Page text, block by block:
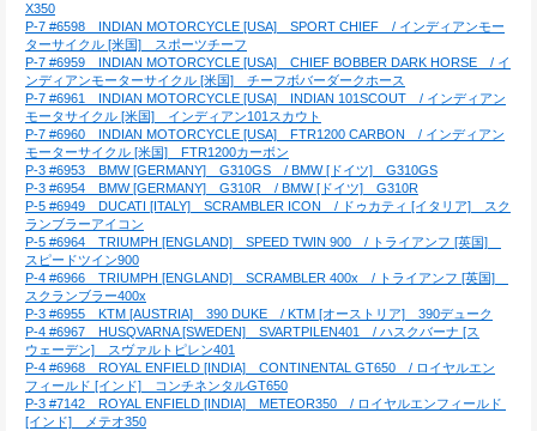
X350
P-7 #6598　INDIAN MOTORCYCLE [USA]　SPORT CHIEF　/ インディアンモー
ターサイクル [米国]　スポーツチーフ
P-7 #6959　INDIAN MOTORCYCLE [USA]　CHIEF BOBBER DARK HORSE　/ イ
ンディアンモーターサイクル [米国]　チーフボバーダークホース
P-7 #6961　INDIAN MOTORCYCLE [USA]　INDIAN 101SCOUT　/ インディアン
モータサイクル [米国]　インディアン101スカウト
P-7 #6960　INDIAN MOTORCYCLE [USA]　FTR1200 CARBON　/ インディアン
モーターサイクル [米国]　FTR1200カーボン
P-3 #6953　BMW [GERMANY]　G310GS　/ BMW [ドイツ]　G310GS
P-3 #6954　BMW [GERMANY]　G310R　/ BMW [ドイツ]　G310R
P-5 #6949　DUCATI [ITALY]　SCRAMBLER ICON　/ ドゥカティ [イタリア]　スク
ランブラーアイコン
P-5 #6964　TRIUMPH [ENGLAND]　SPEED TWIN 900　/ トライアンフ [英国]
スピードツイン900
P-4 #6966　TRIUMPH [ENGLAND]　SCRAMBLER 400x　/ トライアンフ [英国]
スクランブラー400x
P-3 #6955　KTM [AUSTRIA]　390 DUKE　/ KTM [オーストリア]　390デューク
P-4 #6967　HUSQVARNA [SWEDEN]　SVARTPILEN401　/ ハスクバーナ [ス
ウェーデン]　スヴァルトピレン401
P-4 #6968　ROYAL ENFIELD [INDIA]　CONTINENTAL GT650　/ ロイヤルエン
フィールド [インド]　コンチネンタルGT650
P-3 #7142　ROYAL ENFIELD [INDIA]　METEOR350　/ ロイヤルエンフィールド
[インド]　メテオ350